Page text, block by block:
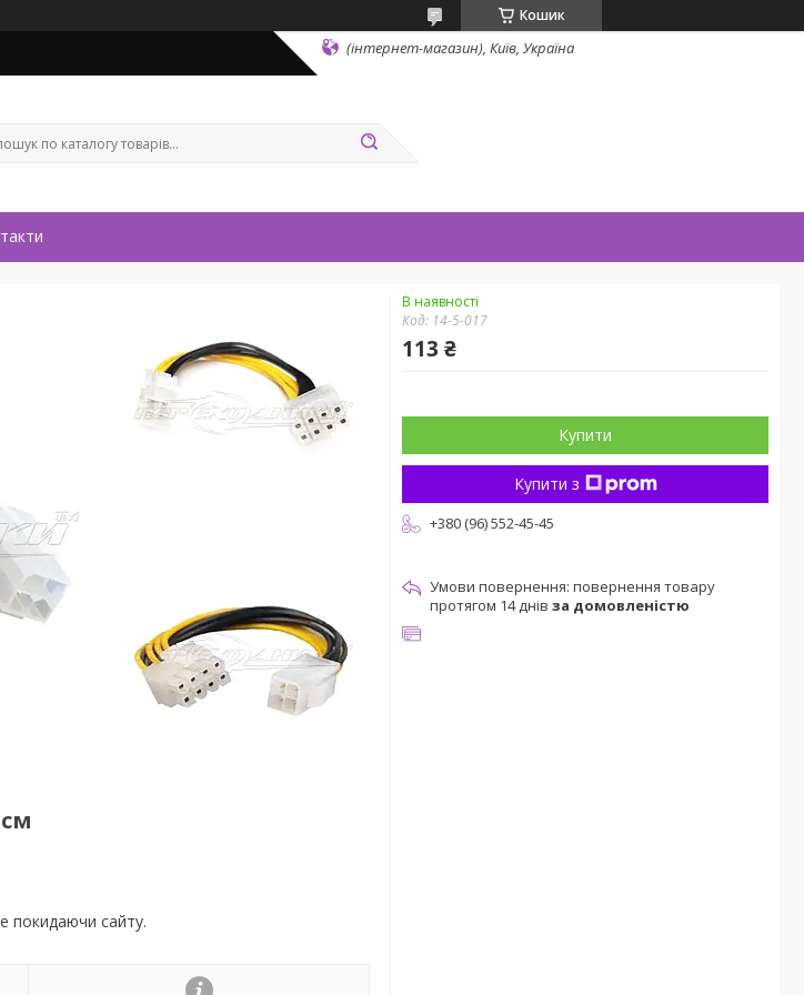
Кошик
(інтернет-магазин), Київ, Україна
покидаючи сайту.
В наявності
Код: 14-5-017
113 ₴
Купити
Купити з
+380 (96) 552-45-45
повернення товару
протягом 14 днів за домовленістю